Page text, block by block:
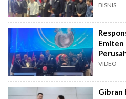
BISNIS
Emiten
VIDEO
Gibran